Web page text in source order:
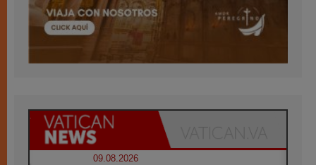
09.08.2026